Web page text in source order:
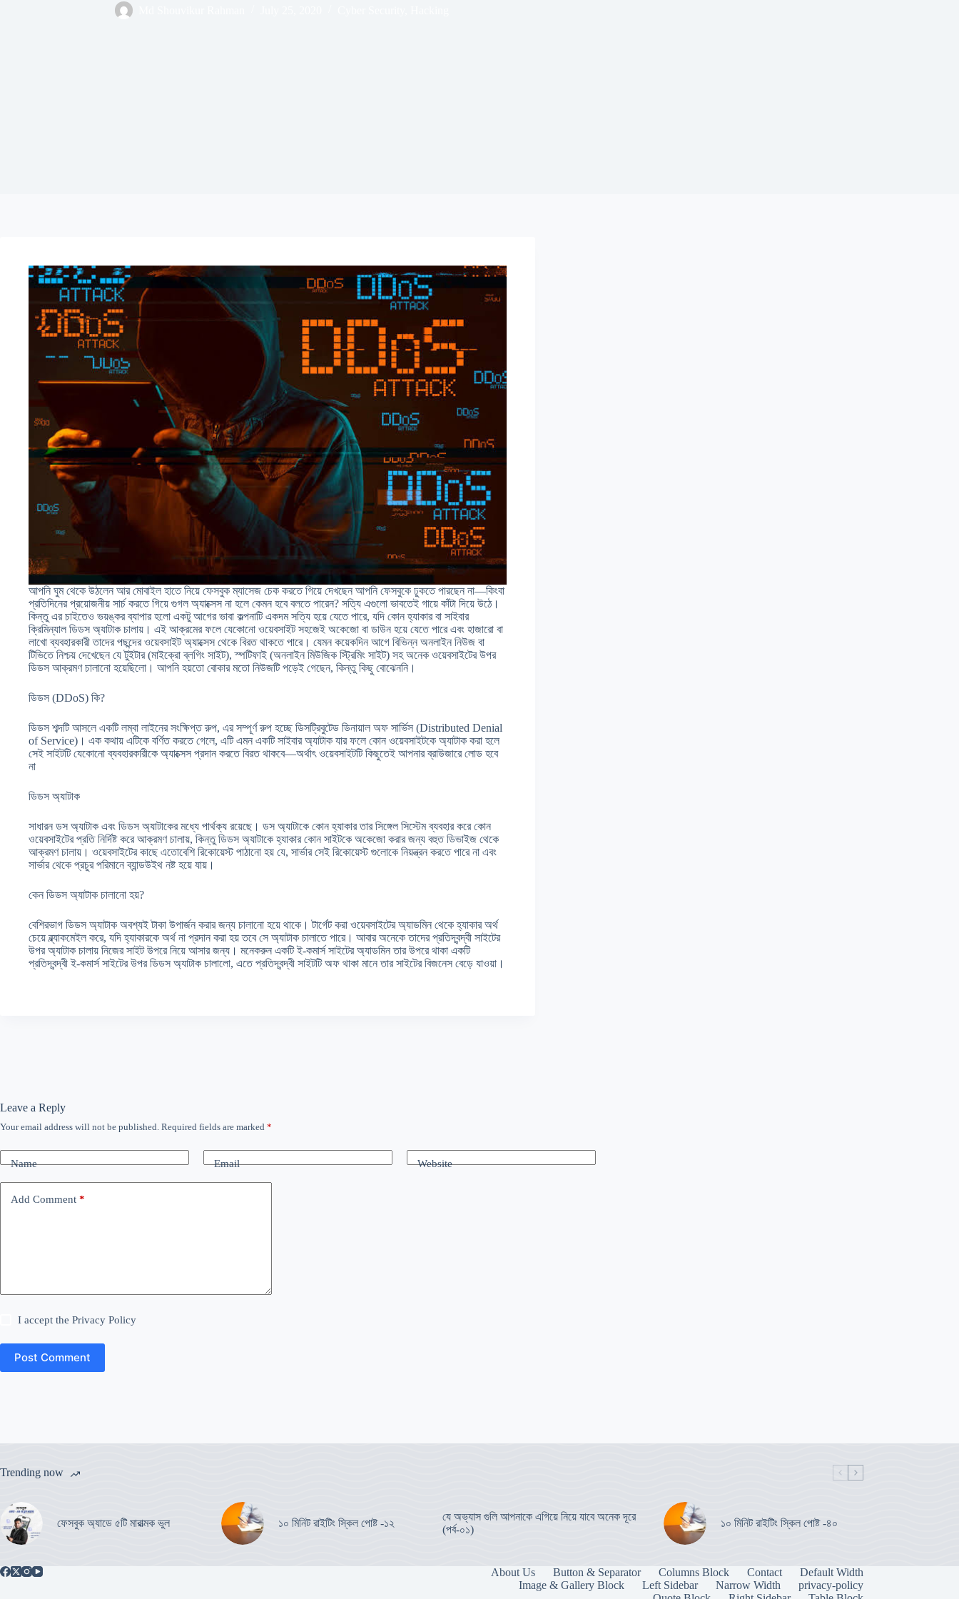
আপনি ঘুম থেকে উঠলেন আর মোবাইল হাতে নিয়ে ফেসবুক ম্যাসেজ চেক করতে গিয়ে দেখছেন আপনি ফেসবুকে ঢুকতে পারছেন না—কিংবা
প্রতিদিনের প্রয়োজনীয় সার্চ করতে গিয়ে গুগল অ্যাক্সেস না হলে কেমন হবে বলতে পারেন? সত্যি এগুলো ভাবতেই গায়ে কাঁটা দিয়ে উঠে।
কিন্তু এর চাইতেও ভয়ঙ্কর ব্যাপার হলো একটু আগের ভাবা কল্পনাটি একদম সত্যি হয়ে যেতে পারে, যদি কোন হ্যাকার বা সাইবার
ক্রিমিন্যাল ডিডস অ্যাটাক চালায়। এই আক্রমের ফলে যেকোনো ওয়েবসাইট সহজেই অকেজো বা ডাউন হয়ে যেতে পারে এবং হাজারো বা
লাখো ব্যবহারকারী তাদের পছন্দের ওয়েবসাইট অ্যাক্সেস থেকে বিরত থাকতে পারে। যেমন কয়েকদিন আগে বিভিন্ন অনলাইন নিউজ বা
টিভিতে নিশ্চয় দেখেছেন যে টুইটার (মাইক্রো ব্লগিং সাইট), স্পটিফাই (অনলাইন মিউজিক স্ট্রিমিং সাইট) সহ অনেক ওয়েবসাইটের উপর
ডিডস আক্রমণ চালানো হয়েছিলো। আপনি হয়তো বোকার মতো নিউজটি পড়েই গেছেন, কিন্তু কিছু বোঝেননি।
ডিডস (DDoS) কি?
ডিডস শব্দটি আসলে একটি লম্বা লাইনের সংক্ষিপ্ত রুপ, এর সম্পূর্ণ রুপ হচ্ছে ডিসট্রিবুটেড ডিনায়াল অফ সার্ভিস (Distributed Denial
of Service)। এক কথায় এটিকে বর্ণিত করতে গেলে, এটি এমন একটি সাইবার অ্যাটাক যার ফলে কোন ওয়েবসাইটকে অ্যাটাক করা হলে
সেই সাইটটি যেকোনো ব্যবহারকারীকে অ্যাক্সেস প্রদান করতে বিরত থাকবে—অর্থাৎ ওয়েবসাইটটি কিছুতেই আপনার ব্রাউজারে লোড হবে
না
ডিডস অ্যাটাক
সাধারন ডস অ্যাটাক এবং ডিডস অ্যাটাকের মধ্যে পার্থক্য রয়েছে। ডস অ্যাটাকে কোন হ্যাকার তার সিঙ্গেল সিস্টেম ব্যবহার করে কোন
ওয়েবসাইটের প্রতি নির্দিষ্ট করে আক্রমণ চালায়, কিন্তু ডিডস অ্যাটাকে হ্যাকার কোন সাইটকে অকেজো করার জন্য বহুত ডিভাইজ থেকে
আক্রমণ চালায়। ওয়েবসাইটের কাছে এতোবেশি রিকোয়েস্ট পাঠানো হয় যে, সার্ভার সেই রিকোয়েস্ট গুলোকে নিয়ন্ত্রন করতে পারে না এবং
সার্ভার থেকে প্রচুর পরিমানে ব্যান্ডউইথ নষ্ট হয়ে যায়।
কেন ডিডস অ্যাটাক চালানো হয়?
বেশিরভাগ ডিডস অ্যাটাক অবশ্যই টাকা উপার্জন করার জন্য চালানো হয়ে থাকে। টার্গেট করা ওয়েবসাইটের অ্যাডমিন থেকে হ্যাকার অর্থ
চেয়ে ব্ল্যাকমেইল করে, যদি হ্যাকারকে অর্থ না প্রদান করা হয় তবে সে অ্যাটাক চালাতে পারে। আবার অনেকে তাদের প্রতিদ্বন্দ্বী সাইটের
উপর অ্যাটাক চালায় নিজের সাইট উপরে নিয়ে আসার জন্য। মনেকরুন একটি ই-কমার্স সাইটের অ্যাডমিন তার উপরে থাকা একটি
প্রতিদ্বন্দ্বী ই-কমার্স সাইটের উপর ডিডস অ্যাটাক চালালো, এতে প্রতিদ্বন্দ্বী সাইটটি অফ থাকা মানে তার সাইটের বিজনেস বেড়ে যাওয়া।
Leave a Reply
Your email address will not be published. Required fields are marked *
Name Email Website
Add Comment *
I accept thePrivacy Policy
Post Comment
Trending now
ফেসবুক অ্যাডে ৫টি মারাত্মক ভুল ১০ মিনিট রাইটিং স্কিল পোষ্ট -১২
যে অভ্যাস গুলি আপনাকে এগিয়ে নিয়ে যাবে অনেক দূরে
(পর্ব-০১)
১০ মিনিট রাইটিং স্কিল পোষ্ট -৪০
About Us Button & Separator Columns Block Contact
Default Width
Image & Gallery Block
Left Sidebar Narrow Width
privacy-policy